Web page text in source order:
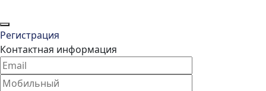
Регистрация
Контактная информация